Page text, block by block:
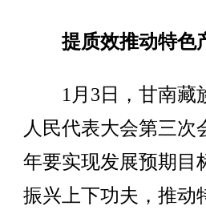
提质效推动特色
1月3日，甘南藏
人民代表大会第三次
年要实现发展预期目
振兴上下功夫，推动